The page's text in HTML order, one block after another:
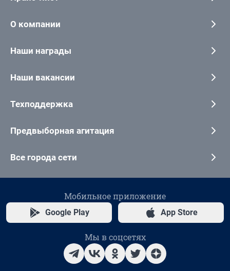
О компании
Наши награды
Наши вакансии
Техподдержка
Предвыборная агитация
Все города сети
Мобильное приложение
Google Play App Store
Мы в соцсетях